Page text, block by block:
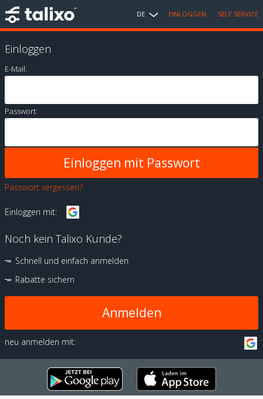
DE EINLOGGEN SELF SERVICE
Einloggen
E-Mail:
Passwort:
Passwort vergessen?
Einloggen mit:
Noch kein Talixo Kunde?
Schnell und einfach anmelden
Rabatte sichern
Anmelden
neu anmelden mit: